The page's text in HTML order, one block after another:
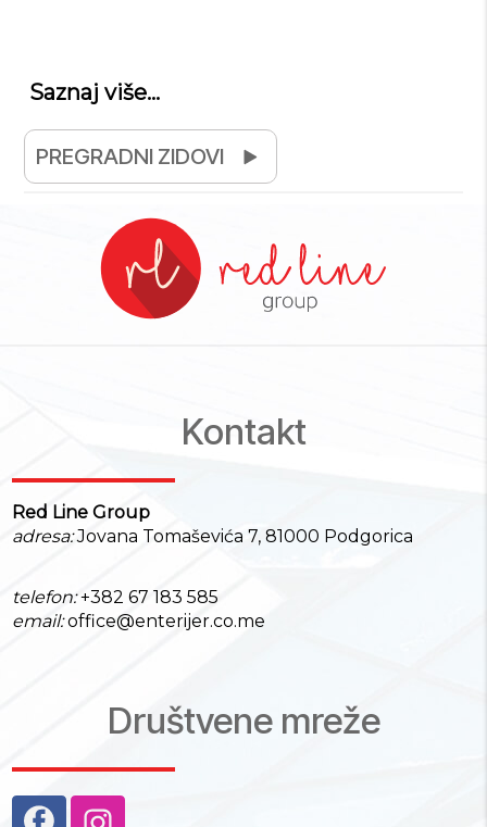
Saznaj više...
PREGRADNI ZIDOVI
France
Kontakt
Red Line Group
adresa:Jovana Tomaševića 7, 81000 Podgorica
telefon:+382 67 183 585
email:office@enterijer.co.me
Društvene mreže